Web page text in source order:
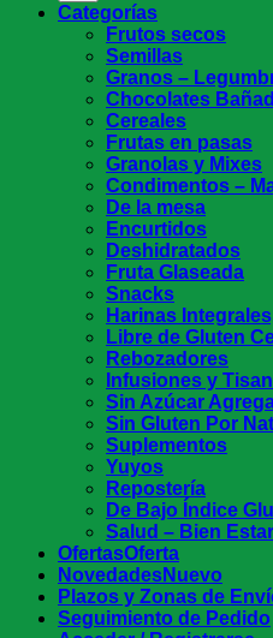
Categorías
Frutos secos
Semillas
Granos –
Chocolates
Cereales
Frutas en pasas
Granolas y Mixes
Condimentos –
De la mesa
Encurtidos
Deshidratados
Fruta Glaseada
Snacks
Harinas
Libre de Gluten
Rebozadores
Infusiones y
Sin Azúcar
Sin Gluten Por
Suplementos
Yuyos
Repostería
De Bajo Índice
Salud – Bien Estar
Ofertas
Novedades
Plazos y Zonas de
Seguimiento de Pedido